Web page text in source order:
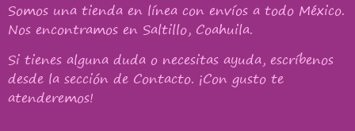
Somos una tienda en línea con envíos a todo México.
Nos encontramos en Saltillo, Coahuila.
Si tienes alguna duda o necesitas ayuda, escríbenos
desde la sección de Contacto. ¡Con gusto te
atenderemos!